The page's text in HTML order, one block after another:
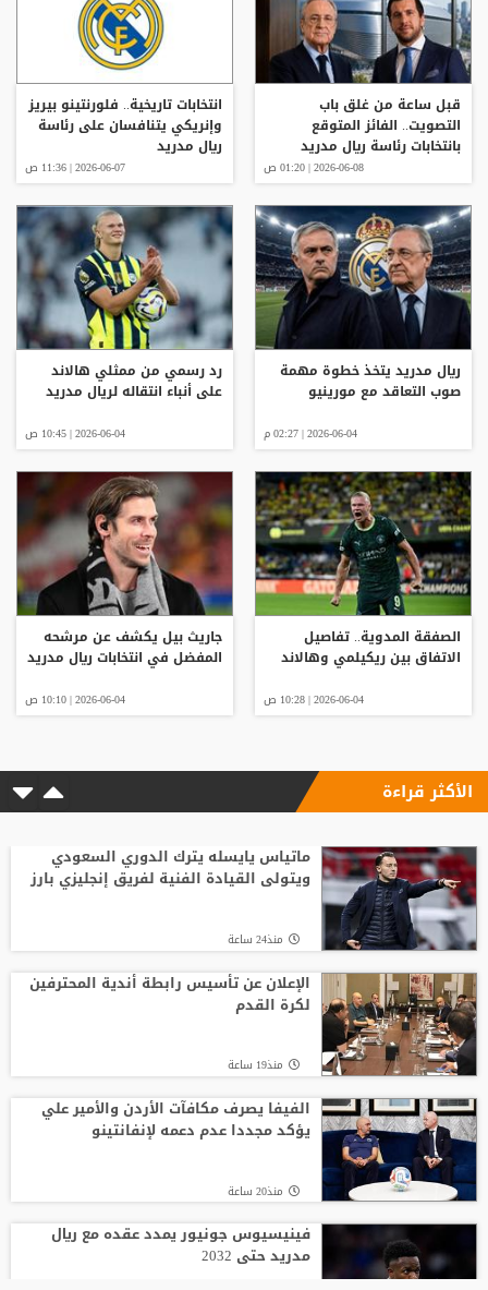
قبل ساعة من غلق باب
التصويت.. الفائز المتوقع
بانتخابات رئاسة ريال مدريد
2026-06-08 | 01:20 ص
انتخابات تاريخية.. فلورنتينو بيريز
وإنريكي يتنافسان على رئاسة
ريال مدريد
2026-06-07 | 11:36 ص
ريال مدريد يتخذ خطوة مهمة
صوب التعاقد مع مورينيو
2026-06-04 | 02:27 م
رد رسمي من ممثلي هالاند
على أنباء انتقاله لريال مدريد
2026-06-04 | 10:45 ص
الصفقة المدوية.. تفاصيل
الاتفاق بين ريكيلمي وهالاند
2026-06-04 | 10:28 ص
جاريث بيل يكشف عن مرشحه
المفضل في انتخابات ريال مدريد
2026-06-04 | 10:10 ص
الأكثر قراءة
ماتياس يايسله يترك الدوري السعودي
ويتولى القيادة الفنية لفريق إنجليزي بارز
منذ24 ساعة
الإعلان عن تأسيس رابطة أندية المحترفين
لكرة القدم
منذ19 ساعة
الفيفا يصرف مكافآت الأردن والأمير علي
يؤكد مجددا عدم دعمه لإنفانتينو
منذ20 ساعة
فينيسيوس جونيور يمدد عقده مع ريال
مدريد حتى 2032